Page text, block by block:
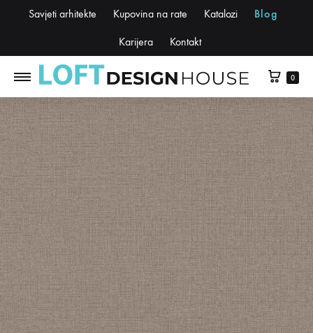
Savjeti arhitekte Kupovina na rate Katalozi Blog
Karijera Kontakt
0